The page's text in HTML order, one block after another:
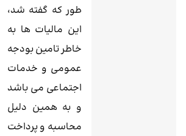
طور که گفته شد،
این مالیات ‌ها به
خاطر تامین بودجه
عمومی و خدمات
اجتماعی می باشد
و به همین دلیل
محاسبه و پرداخت